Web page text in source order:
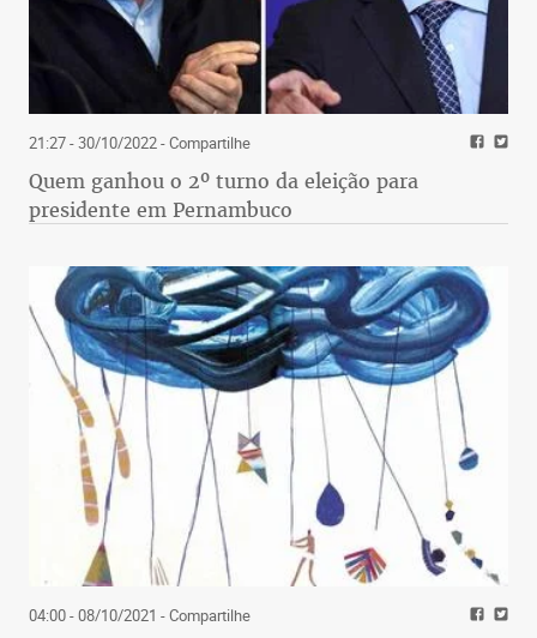
21:27 - 30/10/2022- Compartilhe
Quem ganhou o 2º turno da eleição para
presidente em Pernambuco
04:00 - 08/10/2021 - Compartilhe